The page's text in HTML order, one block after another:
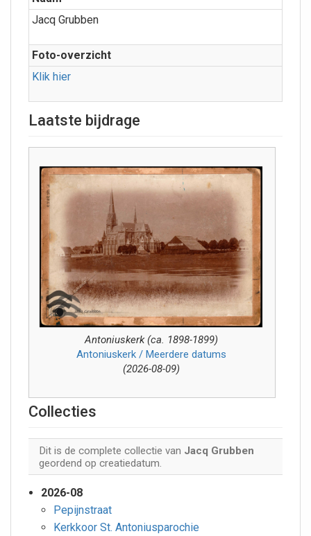
Jacq Grubben
Foto-overzicht
Klik hier
Laatste bijdrage
Antoniuskerk (ca. 1898-1899)
Antoniuskerk / Meerdere datums
(2026-08-09)
Collecties
Dit is de complete collectie van Jacq Grubben
geordend op creatiedatum.
2026-08
Pepijnstraat
Kerkkoor St. Antoniusparochie